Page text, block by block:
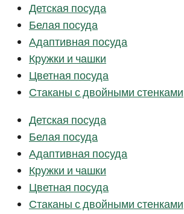
Детская посуда
Белая посуда
Адаптивная посуда
Кружки и чашки
Цветная посуда
Стаканы с двойными стенками
Детская посуда
Белая посуда
Адаптивная посуда
Кружки и чашки
Цветная посуда
Стаканы с двойными стенками